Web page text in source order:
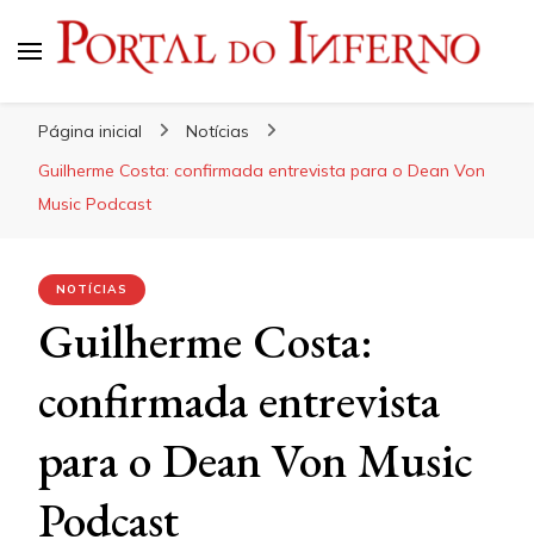
Página inicial
Notícias
Guilherme Costa: confirmada entrevista para o Dean Von
Music Podcast
NOTÍCIAS
Guilherme Costa:
confirmada entrevista
para o Dean Von Music
Podcast